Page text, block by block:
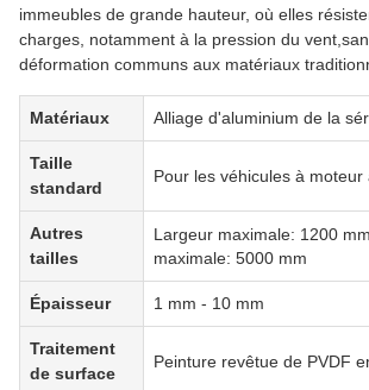
immeubles de grande hauteur, où elles
charges, notamment à la pression du
déformation communs aux matériaux
Matériaux Alliage d'aluminium de la
Taille
standard
Pour les véhicules à moteur
Autres
tailles
Largeur maximale: 1200
maximale: 5000 mm
Épaisseur 1 mm - 10 mm
Traitement
de surface
Peinture revêtue de PVDF